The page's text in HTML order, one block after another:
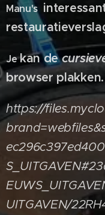
Manu's
Jekan de
browser plakken.
https://
UITGAVEN/